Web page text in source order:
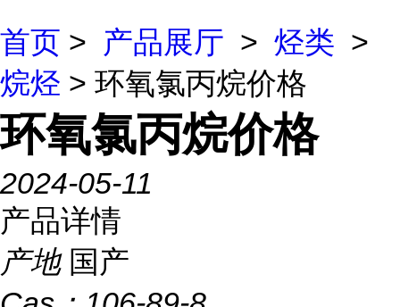
首页 > 产品展厅 > 烃类 >
烷烃 > 环氧氯丙烷价格
环氧氯丙烷价格
2024-05-11
产品详情
产地 国产